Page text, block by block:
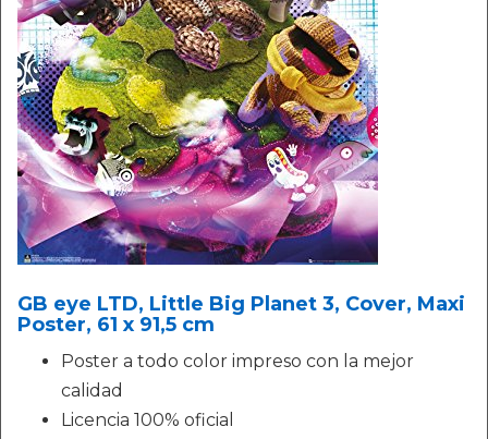
GB eye LTD, Little Big Planet 3, Cover, Maxi
Poster, 61 x 91,5 cm
Poster a todo color impreso con la mejor
calidad
Licencia 100% oficial